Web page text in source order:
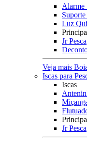
Alarme
Luz
Jr Pesca
Veja mais
Iscas para
Iscas
Jr Pesca